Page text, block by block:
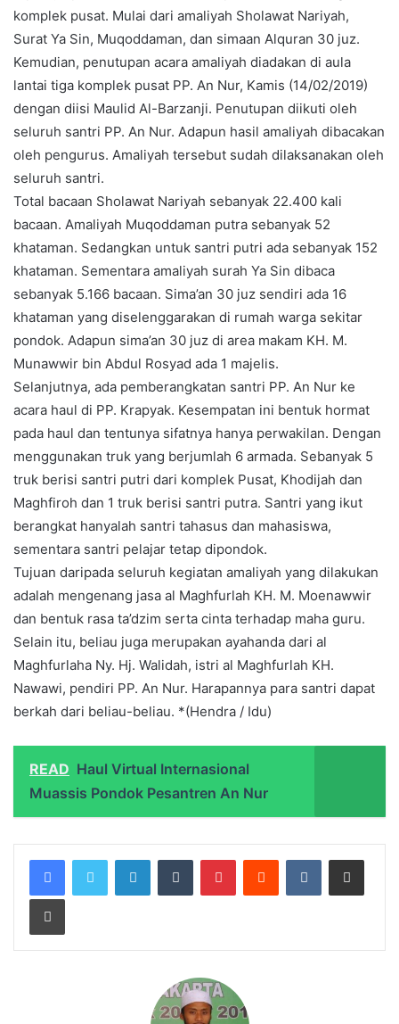
komplek pusat. Mulai dari amaliyah Sholawat Nariyah,
Surat Ya Sin, Muqoddaman, dan simaan Alquran 30 juz.
Kemudian, penutupan acara amaliyah diadakan di aula
lantai tiga komplek pusat PP. An Nur, Kamis (14/02/2019)
dengan diisi Maulid Al-Barzanji. Penutupan diikuti oleh
seluruh santri PP. An Nur. Adapun hasil amaliyah dibacakan
oleh pengurus. Amaliyah tersebut sudah dilaksanakan oleh
seluruh santri.
Total bacaan Sholawat Nariyah sebanyak 22.400 kali
bacaan. Amaliyah Muqoddaman putra sebanyak 52
khataman. Sedangkan untuk santri putri ada sebanyak 152
khataman. Sementara amaliyah surah Ya Sin dibaca
sebanyak 5.166 bacaan. Sima’an 30 juz sendiri ada 16
khataman yang diselenggarakan di rumah warga sekitar
pondok. Adapun sima’an 30 juz di area makam KH. M.
Munawwir bin Abdul Rosyad ada 1 majelis.
Selanjutnya, ada pemberangkatan santri PP. An Nur ke
acara haul di PP. Krapyak. Kesempatan ini bentuk hormat
pada haul dan tentunya sifatnya hanya perwakilan. Dengan
menggunakan truk yang berjumlah 6 armada. Sebanyak 5
truk berisi santri putri dari komplek Pusat, Khodijah dan
Maghfiroh dan 1 truk berisi santri putra. Santri yang ikut
berangkat hanyalah santri tahasus dan mahasiswa,
sementara santri pelajar tetap dipondok.
Tujuan daripada seluruh kegiatan amaliyah yang dilakukan
adalah mengenang jasa al Maghfurlah KH. M. Moenawwir
dan bentuk rasa ta’dzim serta cinta terhadap maha guru.
Selain itu, beliau juga merupakan ayahanda dari al
Maghfurlaha Ny. Hj. Walidah, istri al Maghfurlah KH.
Nawawi, pendiri PP. An Nur. Harapannya para santri dapat
berkah dari beliau-beliau. *(Hendra / Idu)
READ Haul Virtual Internasional
Muassis Pondok Pesantren An Nur